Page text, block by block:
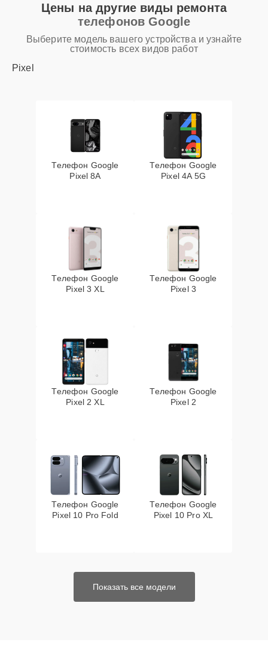
Цены на другие виды ремонта
телефонов Google
Выберите модель вашего устройства и узнайте
стоимость всех видов работ
Pixel
Телефон Google
Pixel 8A
Телефон Google
Pixel 4A 5G
Телефон Google
Pixel 3 XL
Телефон Google
Pixel 3
Телефон Google
Pixel 2 XL
Телефон Google
Pixel 2
Телефон Google
Pixel 10 Pro Fold
Телефон Google
Pixel 10 Pro XL
Показать все модели